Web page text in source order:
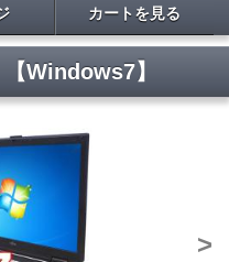
カートを見る
Windows7】
>